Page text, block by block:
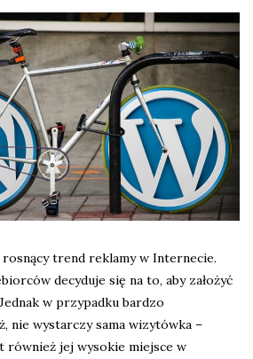
trend reklamy w Internecie.
decyduje się na to, aby założyć
w przypadku bardzo
nie wystarczy sama wizytówka –
również jej wysokie miejsce w